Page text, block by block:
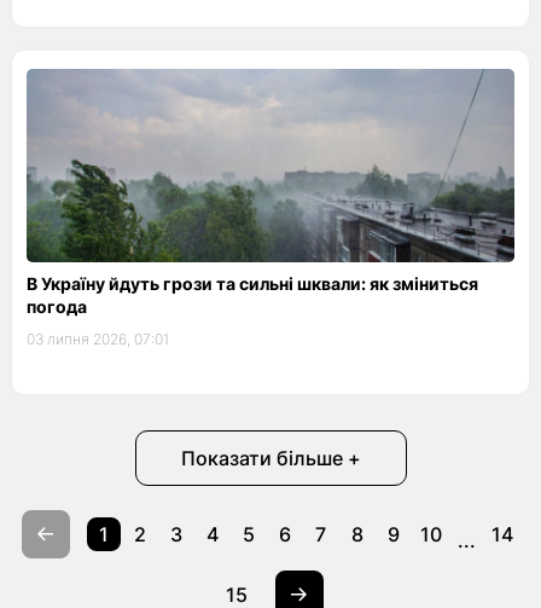
В Україну йдуть грози та сильні шквали: як зміниться
погода
03 липня 2026, 07:01
Показати більше +
1 2 3 4 5 6 7 8 9 10 ... 14
15